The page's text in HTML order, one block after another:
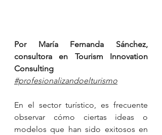
Por María Fernanda Sánchez,
consultora en Tourism Innovation
Consulting
#profesionalizandoelturismo
En el sector turístico, es frecuente
observar cómo ciertas ideas o
modelos que han sido exitosos en